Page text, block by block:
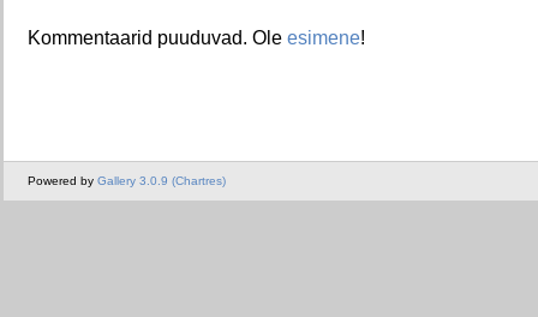
Kommentaarid puuduvad. Ole esimene!
Powered by Gallery 3.0.9 (Chartres)